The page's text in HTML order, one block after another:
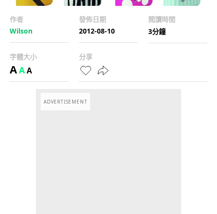
作者
Wilson
發佈日期
2012-08-10
閱讀時間
3分鐘
字體大小
AAA
分享
ADVERTISEMENT